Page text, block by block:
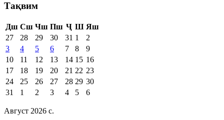
Тақвим
Дш Сш Чш Пш Ҷ Ш Яш
27
28 29 30 31 1
2
3
4 5 6 7 8
9
10
11 12 13 14 15 16
17
18 19 20 21 22 23
24
25 26 27 28 29 30
31
1 2 3 4 5 6
Август 2026 c.